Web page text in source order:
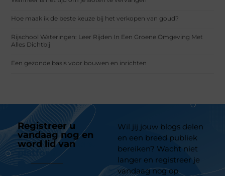
Hoe maak ik de beste keuze bij het verkopen van goud?
Rijschool Wateringen: Leer Rijden In Een Groene Omgeving Met
Alles Dichtbij
Een gezonde basis voor bouwen en inrichten
Registreer u
vandaag nog en
word lid van
platform
Wil jij jouw blogs delen
en een breed publiek
bereiken? Wacht niet
langer en registreer je
vandaag nog op